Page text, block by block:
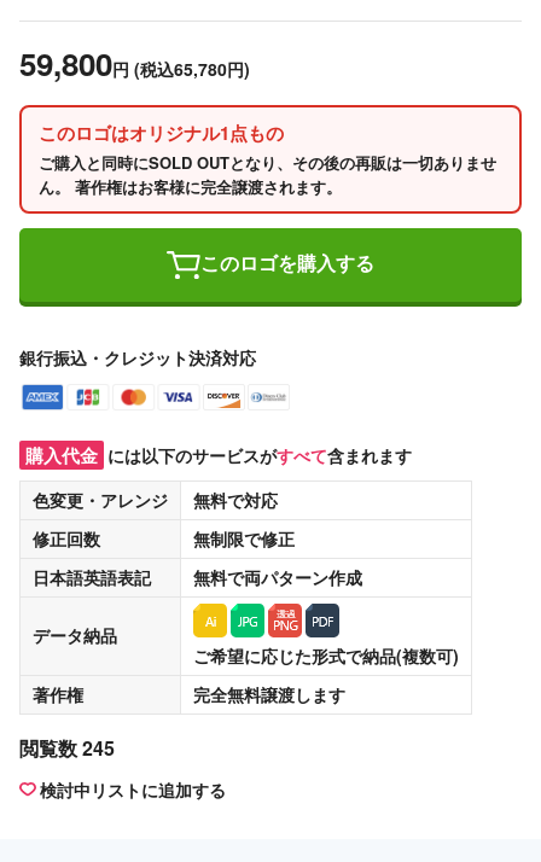
59,800円 (税込65,780円)
このロゴはオリジナル1点もの
ご購入と同時にSOLD OUTとなり、その後の再販は一切ありませ
ん。 著作権はお客様に完全譲渡されます。
このロゴを購入する
銀行振込・クレジット決済対応
購入代金 には以下のサービスがすべて含まれます
色変更・アレンジ
無料で対応
修正回数
無制限で修正
日本語英語表記
無料で両パターン作成
データ納品
ご希望に応じた形式で納品(複数可)
著作権
完全無料譲渡します
閲覧数 245
検討中リストに追加する